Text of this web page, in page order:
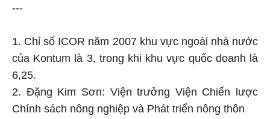
---
1. Chỉ số ICOR năm 2007 khu vực ngoài nhà nước
của Kontum là 3, trong khi khu vực quốc doanh là
6,25.
2. Đặng Kim Sơn: Viện trưởng Viện Chiến lược
Chính sách nông nghiệp và Phát triển nông thôn